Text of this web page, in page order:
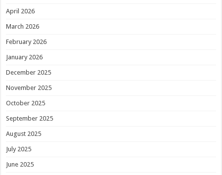
April 2026
March 2026
February 2026
January 2026
December 2025
November 2025
October 2025
September 2025
August 2025
July 2025
June 2025